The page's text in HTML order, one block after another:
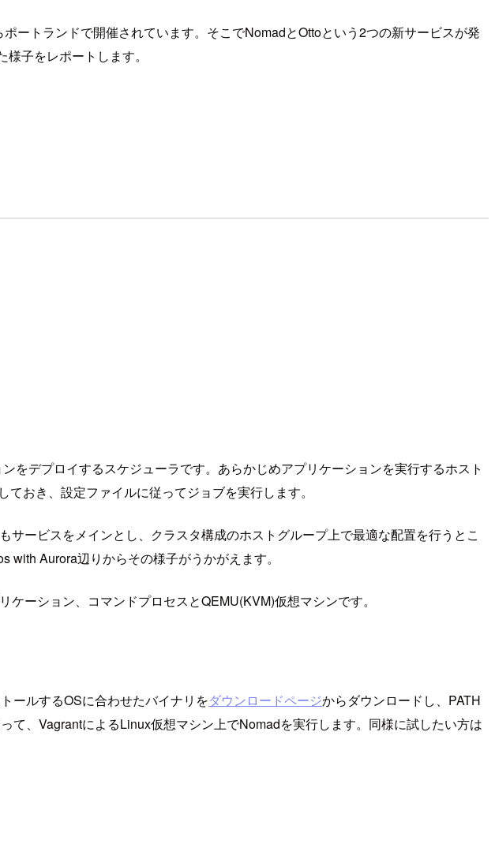
ポートランドで開催されています。そこでNomadとOttoという2つの新サービスが発
子をレポートします。
をデプロイするスケジューラです。あらかじめアプリケーションを実行するホスト
ておき、設定ファイルに従ってジョブを実行します。
ービスをメインとし、クラスタ構成のホストグループ上で最適な配置を行うとこ
Aurora辺りからその様子がうかがえます。
ーション、コマンドプロセスとQEMU(KVM)仮想マシンです。
ールするOSに合わせたバイナリをダウンロードページからダウンロードし、PATH
て、VagrantによるLinux仮想マシン上でNomadを実行します。同様に試したい方は